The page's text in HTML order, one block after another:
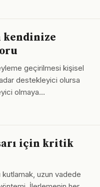
geçirilmesi kişisel
destekleyici olursa
olmaya…
için kritik
kutlamak, uzun vadede